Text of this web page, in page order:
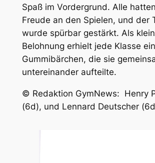
Spaß im Vordergrund. Alle
Freude an den Spielen, und der
wurde spürbar gestärkt. Als
Belohnung erhielt jede Klasse
Gummibärchen, die sie
untereinander aufteilte.
© Redaktion GymNews: Henry
(6d), und Lennard Deutscher